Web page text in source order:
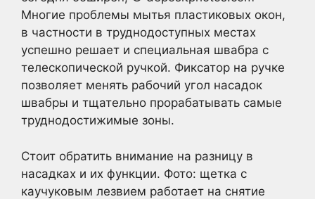
Многие проблемы мытья пластиковых окон,
в частности в труднодоступных местах
успешно решает и специальная швабра с
телескопической ручкой. Фиксатор на ручке
позволяет менять рабочий угол насадок
швабры и тщательно прорабатывать самые
труднодостижимые зоны.
Стоит обратить внимание на разницу в
насадках и их функции. Фото: щетка с
каучуковым лезвием работает на снятие